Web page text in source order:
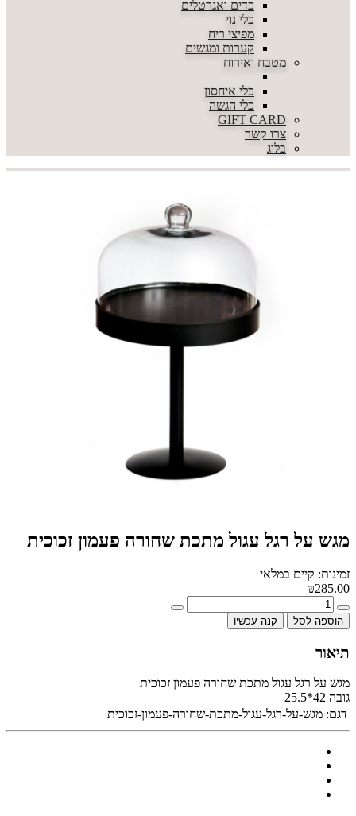
כדים ואגרטלים
כלי נוי
מפיצי ריח
קערות ומגשים
מטבח ואירוח
כלי איחסון
כלי הגשה
GIFT CARD
צרו קשר
בלוג
מגש על רגל עגול מתכת שחורה פעמון זכוכית
זמינות: קיים במלאי
₪285.00
הוספה לסל קנה עכשיו
תיאור
מגש על רגל עגול מתכת שחורה פעמון זכוכית
גובה 42*25.5
דגם: מגש-על-רגל-עגול-מתכת-שחורה-פעמון-זכוכית